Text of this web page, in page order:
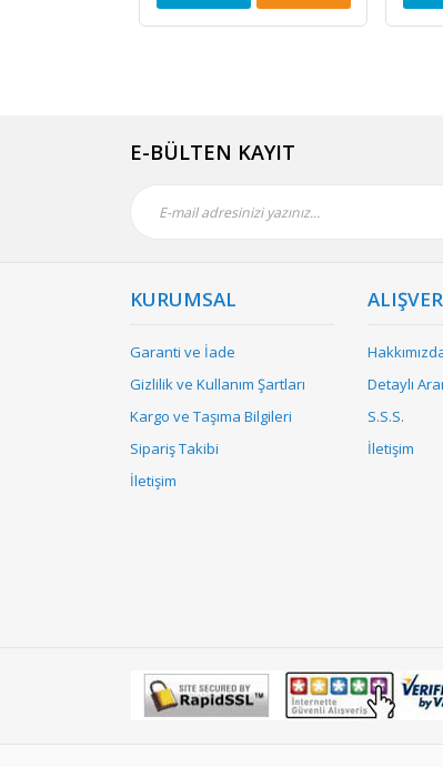
E-BÜLTEN KAYIT
KURUMSAL
Garanti ve İade
Gizlilik ve Kullanım Şartları
Kargo ve Taşıma Bilgileri
Sipariş Takibi
İletişim
Detaylı
S.S.S.
İletişim